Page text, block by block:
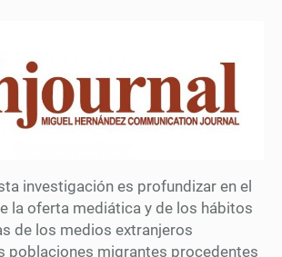
investigación es profundizar en el
la oferta mediática y de los hábitos
de los medios extranjeros
poblaciones migrantes procedentes